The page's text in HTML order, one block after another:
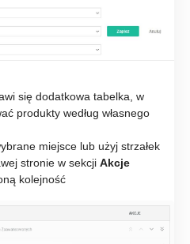
się dodatkowa tabelka, w
produkty według własnego
miejsce lub użyj strzałek
stronie w sekcji Akcje
kolejność